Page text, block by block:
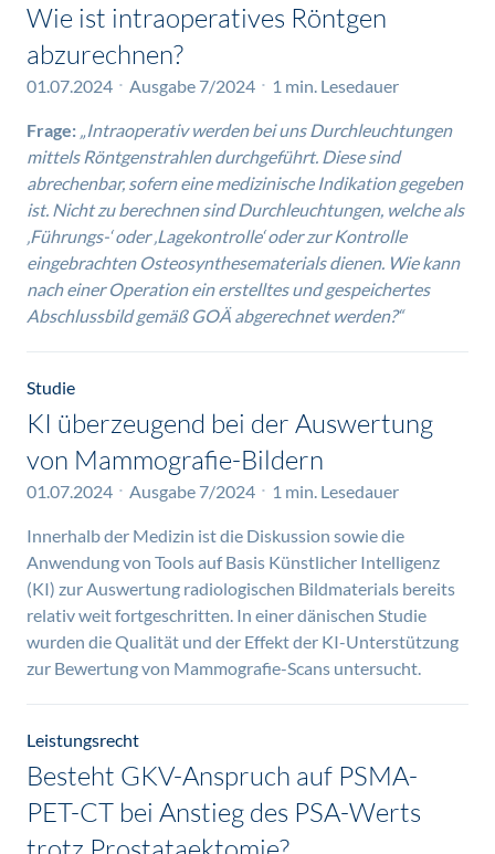
Wie ist intraoperatives Röntgen
abzurechnen?
01.07.2024 Ausgabe 7/2024 1 min. Lesedauer
Frage: „Intraoperativ werden bei uns Durchleuchtungen
mittels Röntgenstrahlen durchgeführt. Diese sind
abrechenbar, sofern eine medizinische Indikation gegeben
ist. Nicht zu berechnen sind Durchleuchtungen, welche als
‚Führungs-‘ oder ‚Lagekontrolle‘ oder zur Kontrolle
eingebrachten Osteosynthesematerials dienen. Wie kann
nach einer Operation ein erstelltes und gespeichertes
Abschlussbild gemäß GOÄ abgerechnet werden?“
Studie
KI überzeugend bei der Auswertung
von Mammografie-Bildern
01.07.2024 Ausgabe 7/2024 1 min. Lesedauer
Innerhalb der Medizin ist die Diskussion sowie die
Anwendung von Tools auf Basis Künstlicher Intelligenz
(KI) zur Auswertung radiologischen Bildmaterials bereits
relativ weit fortgeschritten. In einer dänischen Studie
wurden die Qualität und der Effekt der KI-Unterstützung
zur Bewertung von Mammografie-Scans untersucht.
Leistungsrecht
Besteht GKV-Anspruch auf PSMA-
PET-CT bei Anstieg des PSA-Werts